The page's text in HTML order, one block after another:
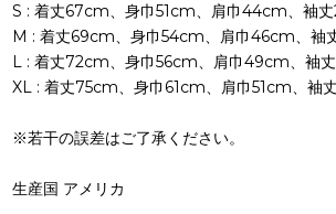
S : 着丈67cm、身巾51cm、肩巾44cm、袖
M : 着丈69cm、身巾54cm、肩巾46cm、袖
L : 着丈72cm、身巾56cm、肩巾49cm、袖
XL : 着丈75cm、身巾61cm、肩巾51cm、袖
※若干の誤差はご了承ください。
生産国 アメリカ